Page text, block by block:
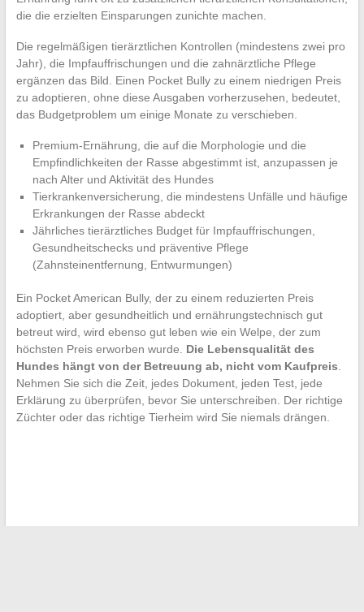
die die erzielten Einsparungen zunichte machen.
Die regelmäßigen tierärztlichen Kontrollen (mindestens zwei pro
Jahr), die Impfauffrischungen und die zahnärztliche Pflege
ergänzen das Bild. Einen Pocket Bully zu einem niedrigen Preis
zu adoptieren, ohne diese Ausgaben vorherzusehen, bedeutet,
das Budgetproblem um einige Monate zu verschieben.
Premium-Ernährung, die auf die Morphologie und die
Empfindlichkeiten der Rasse abgestimmt ist, anzupassen je
nach Alter und Aktivität des Hundes
Tierkrankenversicherung, die mindestens Unfälle und häufige
Erkrankungen der Rasse abdeckt
Jährliches tierärztliches Budget für Impfauffrischungen,
Gesundheitschecks und präventive Pflege
(Zahnsteinentfernung, Entwurmungen)
Ein Pocket American Bully, der zu einem reduzierten Preis
adoptiert, aber gesundheitlich und ernährungstechnisch gut
betreut wird, wird ebenso gut leben wie ein Welpe, der zum
höchsten Preis erworben wurde. Die Lebensqualität des
Hundes hängt von der Betreuung ab, nicht vom Kaufpreis.
Nehmen Sie sich die Zeit, jedes Dokument, jeden Test, jede
Erklärung zu überprüfen, bevor Sie unterschreiben. Der richtige
Züchter oder das richtige Tierheim wird Sie niemals drängen.